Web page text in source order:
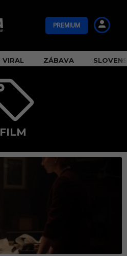
PREMIUM
VIRAL ZÁBAVA
FILM